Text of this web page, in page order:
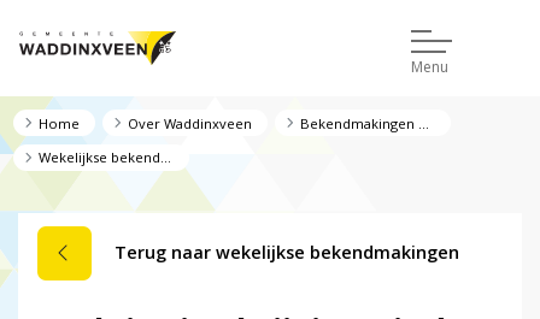
Menu
Home Over Waddinxveen
Wekelijkse bekendmakingen
Terug naar wekelijkse bekendmakingen